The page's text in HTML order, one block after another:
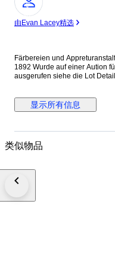
专
家
由Evan Lacey精选
Färbereien und
1892 Wurde auf einer Aution für Historische Wertpapiere zu 250 Euro
ausgerufen siehe die Lot Details Losnr.: 1055 (Deutschland bis 1945
(Auflage 3500, R 7). Ausruf:
Ausgabe- ort: Reichenbach i.V. und Greiz + 6
显示所有信息
类似物品